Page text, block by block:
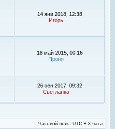
14 янв 2018, 12:38
Игорь
18 май 2015, 00:16
Проня
26 сен 2017, 09:32
Светланка
Часовой пояс: UTC + 3 часа